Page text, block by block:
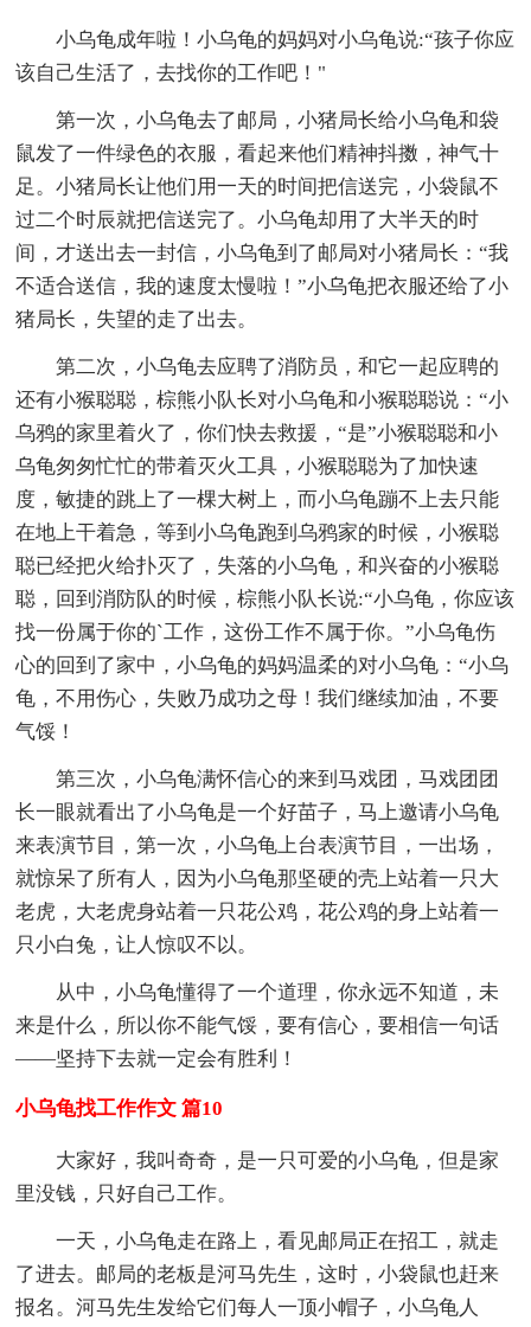
小乌龟成年啦！小乌龟的妈妈对小乌龟说:“孩子你应
该自己生活了，去找你的工作吧！"
第一次，小乌龟去了邮局，小猪局长给小乌龟和袋
鼠发了一件绿色的衣服，看起来他们精神抖擞，神气十
足。小猪局长让他们用一天的时间把信送完，小袋鼠不
过二个时辰就把信送完了。小乌龟却用了大半天的时
间，才送出去一封信，小乌龟到了邮局对小猪局长：“我
不适合送信，我的速度太慢啦！”小乌龟把衣服还给了小
猪局长，失望的走了出去。
第二次，小乌龟去应聘了消防员，和它一起应聘的
还有小猴聪聪，棕熊小队长对小乌龟和小猴聪聪说：“小
乌鸦的家里着火了，你们快去救援，“是”小猴聪聪和小
乌龟匆匆忙忙的带着灭火工具，小猴聪聪为了加快速
度，敏捷的跳上了一棵大树上，而小乌龟蹦不上去只能
在地上干着急，等到小乌龟跑到乌鸦家的时候，小猴聪
聪已经把火给扑灭了，失落的小乌龟，和兴奋的小猴聪
聪，回到消防队的时候，棕熊小队长说:“小乌龟，你应该
找一份属于你的`工作，这份工作不属于你。”小乌龟伤
心的回到了家中，小乌龟的妈妈温柔的对小乌龟：“小乌
龟，不用伤心，失败乃成功之母！我们继续加油，不要
气馁！
第三次，小乌龟满怀信心的来到马戏团，马戏团团
长一眼就看出了小乌龟是一个好苗子，马上邀请小乌龟
来表演节目，第一次，小乌龟上台表演节目，一出场，
就惊呆了所有人，因为小乌龟那坚硬的壳上站着一只大
老虎，大老虎身站着一只花公鸡，花公鸡的身上站着一
只小白兔，让人惊叹不以。
从中，小乌龟懂得了一个道理，你永远不知道，未
来是什么，所以你不能气馁，要有信心，要相信一句话
――坚持下去就一定会有胜利！
小乌龟找工作作文 篇10
大家好，我叫奇奇，是一只可爱的小乌龟，但是家
里没钱，只好自己工作。
一天，小乌龟走在路上，看见邮局正在招工，就走
了进去。邮局的老板是河马先生，这时，小袋鼠也赶来
报名。河马先生发给它们每人一顶小帽子，小乌龟人